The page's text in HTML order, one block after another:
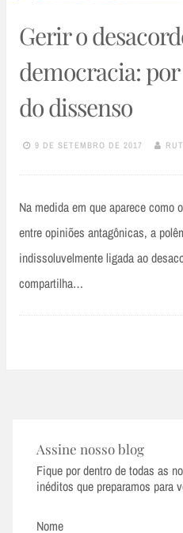
Gerir o
democracia:
do dissenso
9 DE SETEMBRO DE 2017
Na medida em que aparece como
entre opiniões antagônicas, a
indissoluvelmente ligada ao
compartilha…
Assine nosso blog
Fique por dentro de todas as
inéditos que preparamos para
Nome